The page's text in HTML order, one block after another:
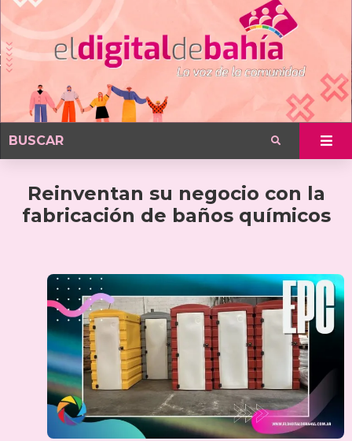
Reinventan su negocio con la
fabricación de baños químicos